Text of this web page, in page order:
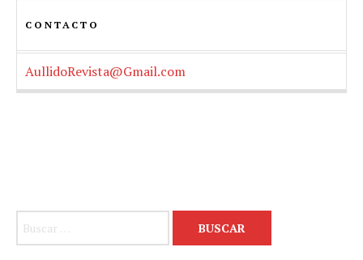
CONTACTO
AullidoRevista@Gmail.com